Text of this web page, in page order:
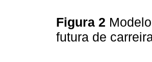
Figura 2
futura de